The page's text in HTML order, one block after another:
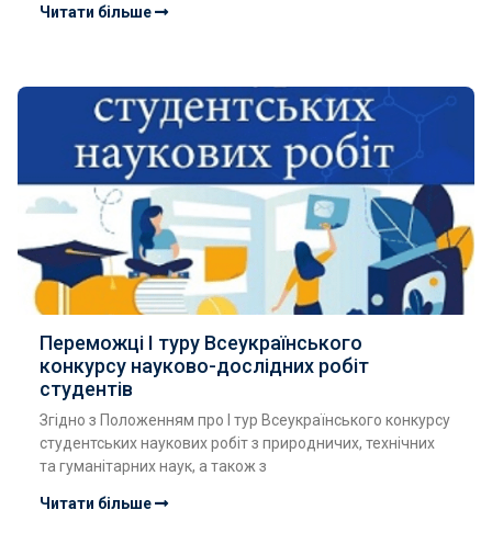
Читати більше
Переможці І туру Всеукраїнського
конкурсу науково-дослідних робіт
студентів
Згідно з Положенням про I тур Всеукраїнського конкурсу
студентських наукових робіт з природничих, технічних
та гуманітарних наук, а також з
Читати більше